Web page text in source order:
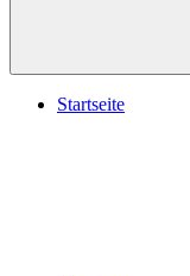
Startseite